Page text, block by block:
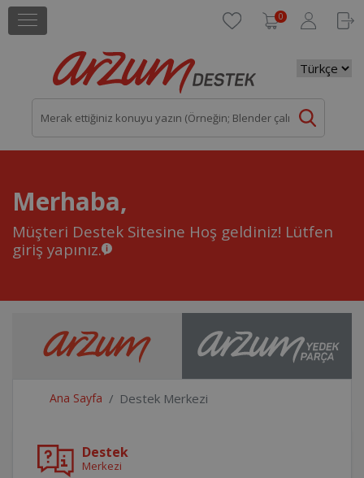
0
Merhaba,
Müşteri Destek Sitesine Hoş geldiniz! Lütfen
giriş yapınız.
Ana Sayfa Destek Merkezi
Destek
Merkezi